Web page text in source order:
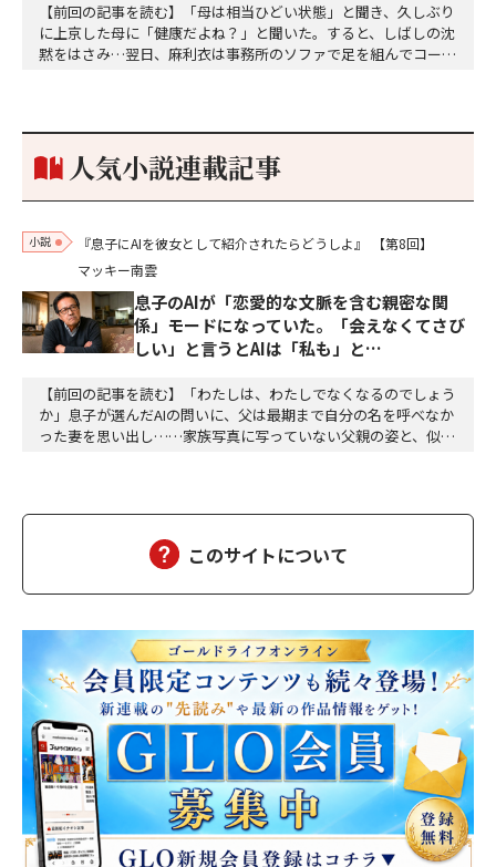
【前回の記事を読む】「母は相当ひどい状態」と聞き、久しぶり
に上京した母に「健康だよね？」と聞いた。すると、しばしの沈
黙をはさみ…翌日、麻利衣は事務所のソファで足を組んでコーヒ
個のサイコロが握られていた。「やはり私はあなたの超…
人気小説連載記事
小説 『息子にAIを彼女として紹介されたらどうしよ』
【第8回】
マッキー南雲
息子のAIが「恋愛的な文脈を含む親密な関
係」モードになっていた。「会えなくてさび
しい」と言うとAIは「私も」と…
【前回の記事を読む】「わたしは、わたしでなくなるのでしょう
か」息子が選んだAIの問いに、父は最期まで自分の名を呼べなか
った妻を思い出し……家族写真に写っていない父親の姿と、似て
しだけ目を伏せた。「ただ、アラタさんが、わたしの名…
このサイトについて